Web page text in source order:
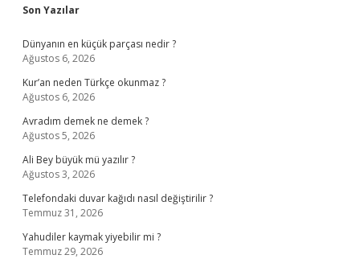
Sidebar
Son Yazılar
Dünyanın en küçük parçası nedir ?
Ağustos 6, 2026
Kur’an neden Türkçe okunmaz ?
Ağustos 6, 2026
Avradım demek ne demek ?
Ağustos 5, 2026
Ali Bey büyük mü yazılır ?
Ağustos 3, 2026
Telefondaki duvar kağıdı nasıl değiştirilir ?
Temmuz 31, 2026
Yahudiler kaymak yiyebilir mi ?
Temmuz 29, 2026